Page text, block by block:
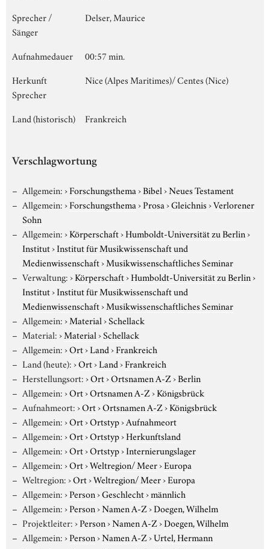
Sprecher /
Sänger
Delser, Maurice
Aufnahmedauer
00:57 min.
Herkunft
Sprecher
Nice (Alpes Maritimes)/ Centes (Nice)
Land (historisch) Frankreich
Verschlagwortung
Allgemein:›Forschungsthema›Bibel›Neues Testament
Allgemein:›Forschungsthema›Prosa›Gleichnis›Verlorener
Sohn
Allgemein:›Körperschaft›Humboldt-Universität zu Berlin›
Institut›Institut für Musikwissenschaft und
Medienwissenschaft›Musikwissenschaftliches Seminar
Verwaltung:›Körperschaft›Humboldt-Universität zu Berlin›
Institut›Institut für Musikwissenschaft und
Medienwissenschaft›Musikwissenschaftliches Seminar
Allgemein:›Material›Schellack
Material:›Material›Schellack
Allgemein:›Ort›Land›Frankreich
Land (heute):›Ort›Land›Frankreich
Herstellungsort:›Ort›Ortsnamen A-Z›Berlin
Allgemein:›Ort›Ortsnamen A-Z›Königsbrück
Aufnahmeort:›Ort›Ortsnamen A-Z›Königsbrück
Allgemein:›Ort›Ortstyp›Aufnahmeort
Allgemein:›Ort›Ortstyp›Herkunftsland
Allgemein:›Ort›Ortstyp›Internierungslager
Allgemein:›Ort›Weltregion/ Meer›Europa
Weltregion:›Ort›Weltregion/ Meer›Europa
Allgemein:›Person›Geschlecht›männlich
Allgemein:›Person›Namen A-Z›Doegen, Wilhelm
Projektleiter:›Person›Namen A-Z›Doegen, Wilhelm
Allgemein:›Person›Namen A-Z›Urtel, Hermann